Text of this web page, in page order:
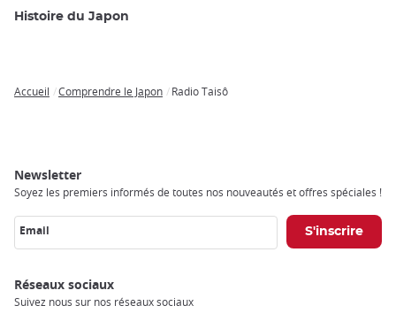
Histoire du Japon
Accueil Comprendre le Japon Radio Taisô
Newsletter
Soyez les premiers informés de toutes nos nouveautés et offres spéciales !
Email
Réseaux sociaux
Suivez nous sur nos réseaux sociaux